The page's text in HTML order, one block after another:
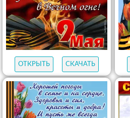
ОТКРЫТЬ СКАЧАТЬ